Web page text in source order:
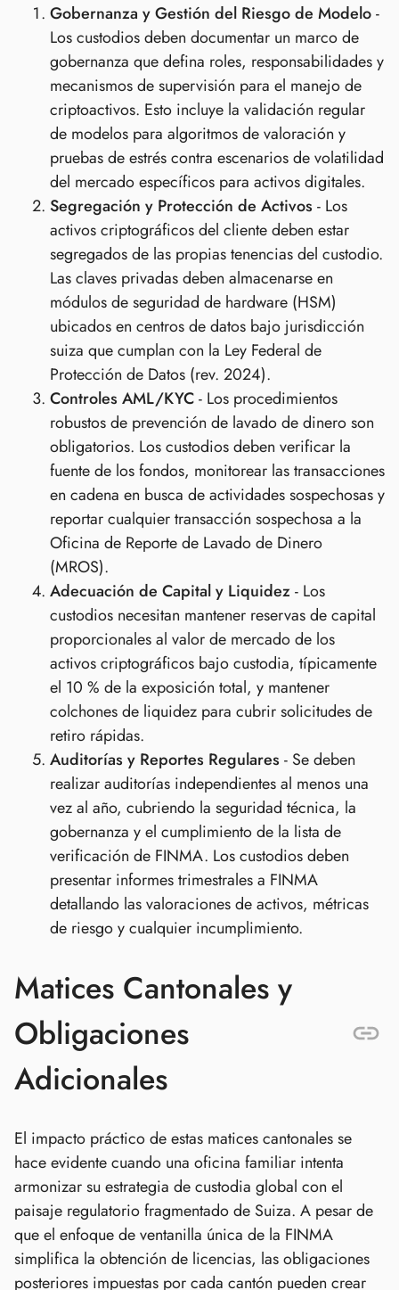
Gobernanza y Gestión del Riesgo de Modelo-
Los custodios deben documentar un marco de
gobernanza que defina roles, responsabilidades y
mecanismos de supervisión para el manejo de
criptoactivos. Esto incluye la validación regular
de modelos para algoritmos de valoración y
pruebas de estrés contra escenarios de volatilidad
del mercado específicos para activos digitales.
Segregación y Protección de Activos - Los
activos criptográficos del cliente deben estar
segregados de las propias tenencias del custodio.
Las claves privadas deben almacenarse en
módulos de seguridad de hardware (HSM)
ubicados en centros de datos bajo jurisdicción
suiza que cumplan con la Ley Federal de
Protección de Datos (rev. 2024).
Controles AML/KYC- Los procedimientos
robustos de prevención de lavado de dinero son
obligatorios. Los custodios deben verificar la
fuente de los fondos, monitorear las transacciones
en cadena en busca de actividades sospechosas y
reportar cualquier transacción sospechosa a la
Oficina de Reporte de Lavado de Dinero
(MROS).
Adecuación de Capital y Liquidez - Los
custodios necesitan mantener reservas de capital
proporcionales al valor de mercado de los
activos criptográficos bajo custodia, típicamente
el 10 % de la exposición total, y mantener
colchones de liquidez para cubrir solicitudes de
retiro rápidas.
Auditorías y Reportes Regulares - Se deben
realizar auditorías independientes al menos una
vez al año, cubriendo la seguridad técnica, la
gobernanza y el cumplimiento de la lista de
verificación de FINMA. Los custodios deben
presentar informes trimestrales a FINMA
detallando las valoraciones de activos, métricas
de riesgo y cualquier incumplimiento.
Matices Cantonales y
Obligaciones
Adicionales
El impacto práctico de estas matices cantonales se
hace evidente cuando una oficina familiar intenta
armonizar su estrategia de custodia global con el
paisaje regulatorio fragmentado de Suiza. A pesar de
que el enfoque de ventanilla única de la FINMA
simplifica la obtención de licencias, las obligaciones
posteriores impuestas por cada cantón pueden crear